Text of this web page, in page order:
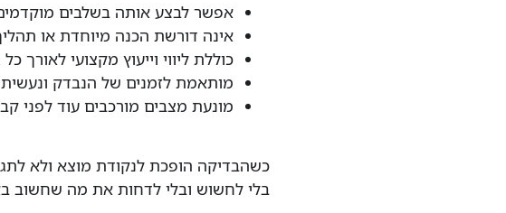
אפשר לבצע אותה בשלבים
אינה דורשת הכנה מיוחדת או
כוללת ליווי וייעוץ מקצועי לאורך
מותאמת לזמנים של הנבדק
מונעת מצבים מורכבים עוד לפני
כשהבדיקה הופכת לנקודת מוצא ולא
בלי לחשוש ובלי לדחות את מה שחשוב